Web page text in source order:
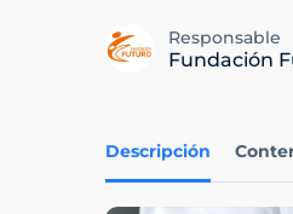
Responsable
Fundación
Descripción